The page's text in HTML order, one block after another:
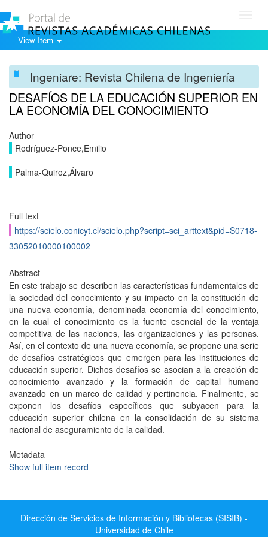
View Item
Ingeniare: Revista Chilena de Ingeniería
DESAFÍOS DE LA EDUCACIÓN SUPERIOR EN
LA ECONOMÍA DEL CONOCIMIENTO
Author
Rodríguez-Ponce,Emilio
Palma-Quiroz,Álvaro
Full text
https://scielo.conicyt.cl/scielo.php?script=sci_arttext&pid=S0718-
33052010000100002
Abstract
En este trabajo se describen las características fundamentales de
la sociedad del conocimiento y su impacto en la constitución de
una nueva economía, denominada economía del conocimiento,
en la cual el conocimiento es la fuente esencial de la ventaja
competitiva de las naciones, las organizaciones y las personas.
Así, en el contexto de una nueva economía, se propone una serie
de desafíos estratégicos que emergen para las instituciones de
educación superior. Dichos desafíos se asocian a la creación de
conocimiento avanzado y la formación de capital humano
avanzado en un marco de calidad y pertinencia. Finalmente, se
exponen los desafíos específicos que subyacen para la
educación superior chilena en la consolidación de su sistema
nacional de aseguramiento de la calidad.
Metadata
Show full item record
Dirección de Servicios de Información y Bibliotecas (SISIB) -
Universidad de Chile